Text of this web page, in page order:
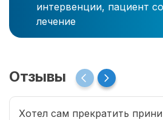
интервенции, пациент
лечение
Отзывы
Хотел сам прекратить